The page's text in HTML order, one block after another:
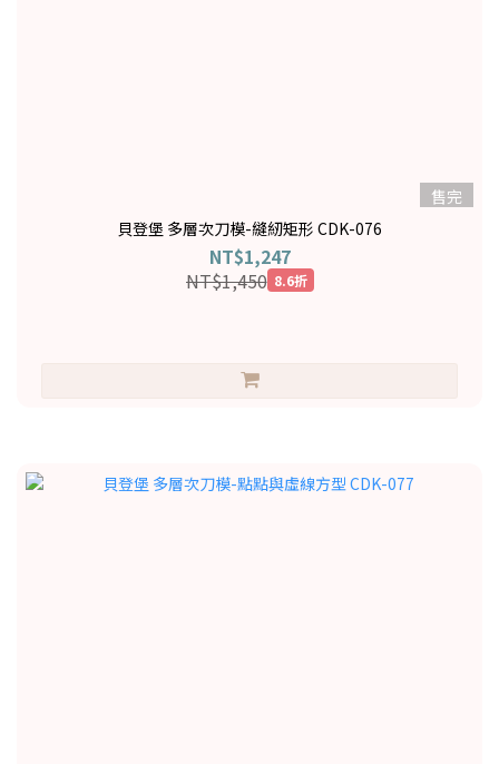
售完
貝登堡 多層次刀模-縫紉矩形 CDK-076
NT$1,247
NT$1,450 8.6折